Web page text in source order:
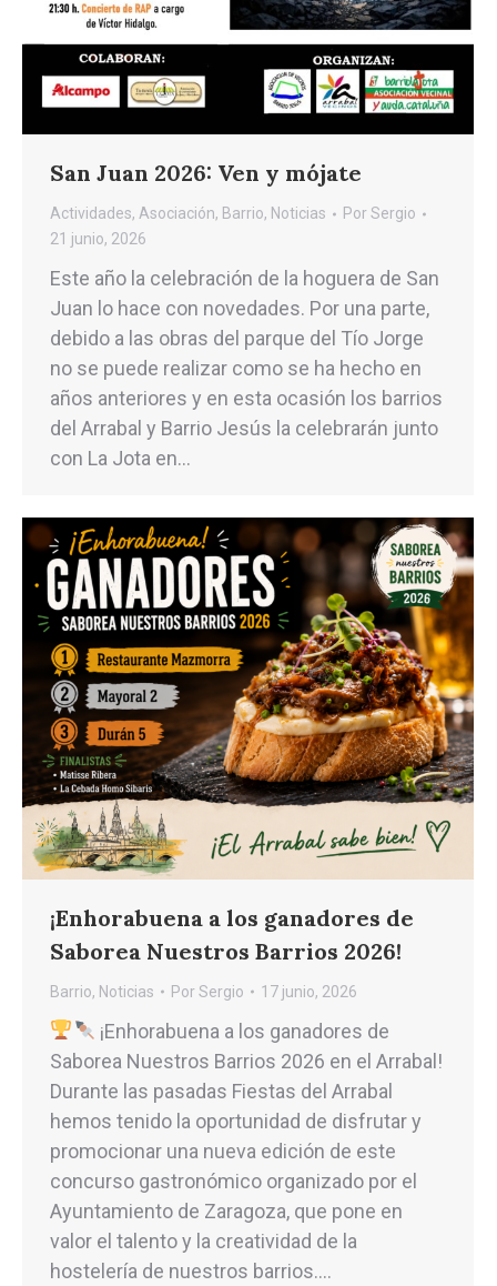
San Juan 2026: Ven y mójate
Actividades, Asociación, Barrio, Noticias PorSergio
21 junio, 2026
Este año la celebración de la hoguera de San
Juan lo hace con novedades. Por una parte,
debido a las obras del parque del Tío Jorge
no se puede realizar como se ha hecho en
años anteriores y en esta ocasión los barrios
del Arrabal y Barrio Jesús la celebrarán junto
con La Jota en…
¡Enhorabuena a los ganadores de
Saborea Nuestros Barrios 2026!
Barrio, Noticias PorSergio 17 junio, 2026
¡Enhorabuena a los ganadores de
Saborea Nuestros Barrios 2026 en el Arrabal!
Durante las pasadas Fiestas del Arrabal
hemos tenido la oportunidad de disfrutar y
promocionar una nueva edición de este
concurso gastronómico organizado por el
Ayuntamiento de Zaragoza, que pone en
valor el talento y la creatividad de la
hostelería de nuestros barrios.…